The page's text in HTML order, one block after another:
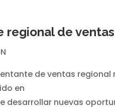
regional de ventas
de ventas
en
desarrollar nuevas